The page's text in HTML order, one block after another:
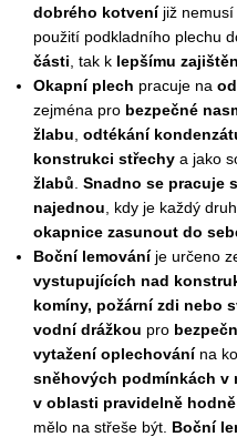
dobrého kotveníjiž nemusí
použití podkladního plechu
části , tak k lepšímu
Okapní plech pracuje na
zejména pro bezpečné
žlabu ,odtékání
konstrukci střechy a jako
žlabů .Snadno se pracuje
najednou , kdy je každý
okapnice zasunout do
Boční lemováníje určeno
vystupujících nad
komíny, požární zdi nebo
vodní drážkou pro
vytažení oplechovánína
sněhových podmínkách v
v oblasti pravidelně
mělo na střeše být. Boční